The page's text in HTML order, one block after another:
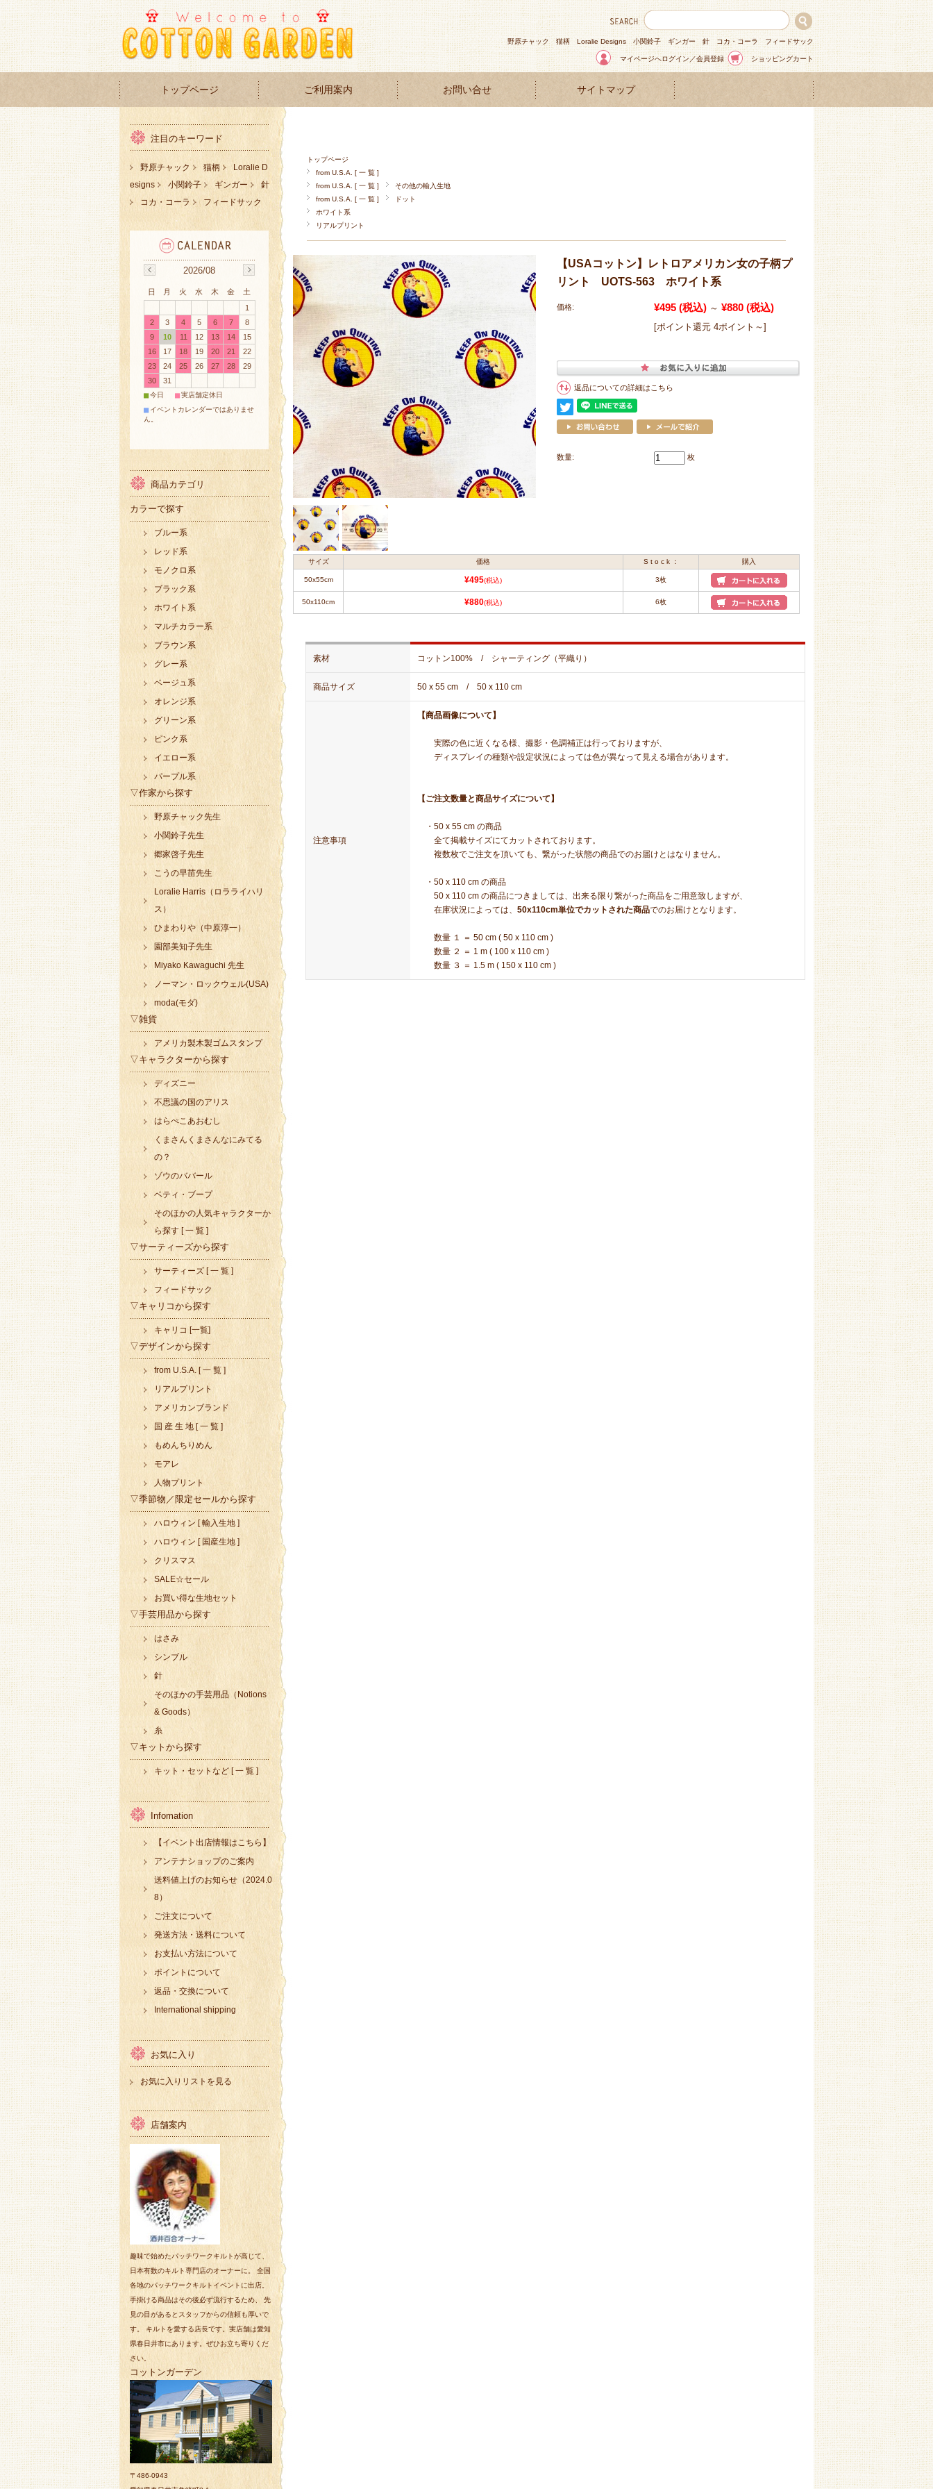
野原チャック 猫柄 Loralie Designs 小関鈴子 ギンガー 針 コカ・コーラ フィードサック
マイページへログイン／会員登録 ショッピングカート
トップページ ご利用案内 お問い合せ サイトマップ
トップページ
from U.S.A. [ 一 覧 ]
from U.S.A. [ 一 覧 ]
その他の輸入生地
from U.S.A. [ 一 覧 ]
ドット
ホワイト系
リアルプリント
【USAコットン】レトロアメリカン女の子柄プ
リント UOTS-563 ホワイト系
価格: ¥495 (税込) ～ ¥880 (税込)
[ポイント還元 4ポイント～]
返品についての詳細はこちら
数量: 枚
サイズ 価格 S t o c k ： 購入
50x55cm ¥495(税込) 3枚
50x110cm ¥880(税込) 6枚
素材 コットン100% / シャーティング（平織り）
商品サイズ 50 x 55 cm / 50 x 110 cm
注意事項
【商品画像について】
実際の色に近くなる様、撮影・色調補正は行っておりますが、
ディスプレイの種類や設定状況によっては色が異なって見える場合があります。
【ご注文数量と商品サイズについて】
・50 x 55 cm の商品
全て掲載サイズにてカットされております。
複数枚でご注文を頂いても、繋がった状態の商品でのお届けとはなりません。
・50 x 110 cm の商品
50 x 110 cm の商品につきましては、出来る限り繋がった商品をご用意致しますが、
在庫状況によっては、 50x110cm単位でカットされた商品でのお届けとなります。
数量 １ ＝ 50 cm ( 50 x 110 cm )
数量 ２ ＝ 1 m ( 100 x 110 cm )
数量 ３ ＝ 1.5 m ( 150 x 110 cm )
注目のキーワード
野原チャック 猫柄
Loralie D
esigns
小関鈴子 ギンガー
針
コカ・コーラ
フィードサック
2026/08
日 月 火 水 木 金
土
1
2
3 4 5 6 7
8
9
10 11 12 13 14
15
16
17 18 19 20 21
22
23
24 25 26 27 28
29
30
31
■今日 ■実店舗定休日
■ イベントカレンダーではありませ
ん。
商品カテゴリ
カラーで探す
ブルー系
レッド系
モノクロ系
ブラック系
ホワイト系
マルチカラー系
ブラウン系
グレー系
ベージュ系
オレンジ系
グリーン系
ピンク系
イエロー系
パープル系
▽作家から探す
野原チャック先生
小関鈴子先生
郷家啓子先生
こうの早苗先生
Loralie Harris（ロラライハリ
ス）
ひまわりや（中原淳一）
園部美知子先生
Miyako Kawaguchi 先生
ノーマン・ロックウェル(USA)
moda(モダ)
▽雑貨
アメリカ製木製ゴムスタンプ
▽キャラクターから探す
ディズニー
不思議の国のアリス
はらぺこあおむし
くまさんくまさんなにみてる
の？
ゾウのババール
ベティ・ブープ
そのほかの人気キャラクターか
ら探す [ 一 覧 ]
▽サーティーズから探す
サーティーズ [ 一 覧 ]
フィードサック
▽キャリコから探す
キャリコ [一覧]
▽デザインから探す
from U.S.A. [ 一 覧 ]
リアルプリント
アメリカンブランド
国 産 生 地 [ 一 覧 ]
もめんちりめん
モアレ
人物プリント
▽季節物／限定セールから探す
ハロウィン [ 輸入生地 ]
ハロウィン [ 国産生地 ]
クリスマス
SALE☆セール
お買い得な生地セット
▽手芸用品から探す
はさみ
シンブル
針
そのほかの手芸用品（Notions
& Goods）
糸
▽キットから探す
キット・セットなど [ 一 覧 ]
Infomation
【イベント出店情報はこちら】
アンテナショップのご案内
送料値上げのお知らせ（2024.0
8）
ご注文について
発送方法・送料について
お支払い方法について
ポイントについて
返品・交換について
International shipping
お気に入り
お気に入りリストを見る
店舗案内
趣味で始めたパッチワークキルトが高じて、
日本有数のキルト専門店のオーナーに。 全国
各地のパッチワークキルトイベントに出店。
手掛ける商品はその後必ず流行するため、 先
見の目があるとスタッフからの信頼も厚いで
す。 キルトを愛する店長です。実店舗は愛知
県春日井市にあります。ぜひお立ち寄りくだ
さい。
コットンガーデン
〒486-0943